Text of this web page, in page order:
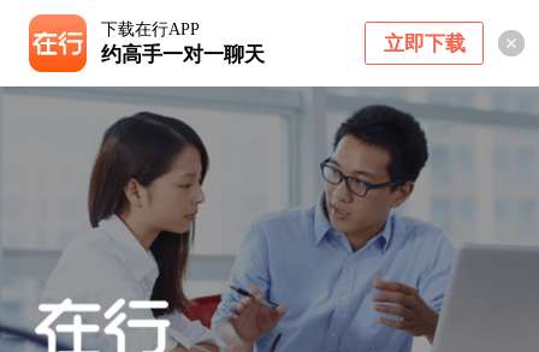
下载在行APP
约高手一对一聊天 立即下载